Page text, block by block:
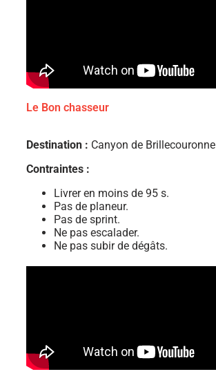
Le Bon chasseur
Destination : Canyon de Brillecouronne
Contraintes :
Livrer en moins de 95 s.
Pas de planeur.
Pas de sprint.
Ne pas escalader.
Ne pas subir de dégâts.